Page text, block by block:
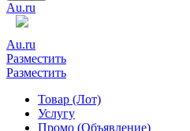
Au.ru
Au.ru
Разместить
Разместить
Товар (Лот)
Услугу
Промо (Объявление)